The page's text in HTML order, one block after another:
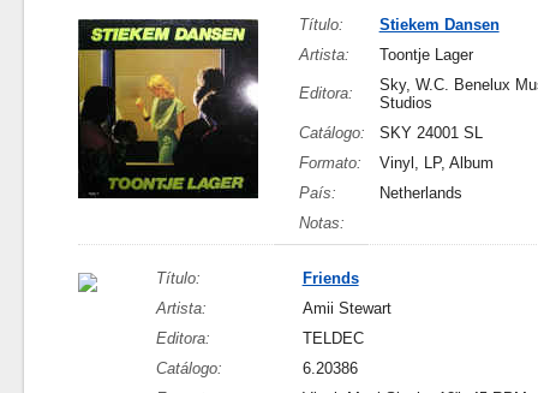
Título:
Stiekem Dansen
Artista:
Toontje Lager
Editora:
Sky, W.C. Benelux
Studios
Catálogo:
SKY 24001 SL
Formato:
Vinyl, LP, Album
País:
Netherlands
Notas:
Título:
Friends
Artista:
Amii Stewart
Editora:
TELDEC
Catálogo:
6.20386